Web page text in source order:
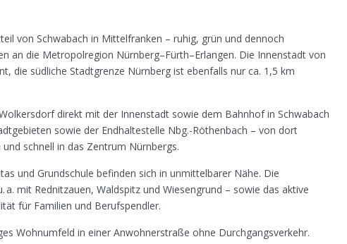
von Schwabach in Mittelfranken – ruhig, grün und dennoch
an die Metropolregion Nürnberg–Fürth–Erlangen. Die Innenstadt von
die südliche Stadtgrenze Nürnberg ist ebenfalls nur ca. 1,5 km
direkt mit der Innenstadt sowie dem Bahnhof in Schwabach
sowie der Endhaltestelle Nbg.-Röthenbach – von dort
schnell in das Zentrum Nürnbergs.
und Grundschule befinden sich in unmittelbarer Nähe. Die
a. mit Rednitzauen, Waldspitz und Wiesengrund – sowie das aktive
für Familien und Berufspendler.
Wohnumfeld in einer Anwohnerstraße ohne Durchgangsverkehr.